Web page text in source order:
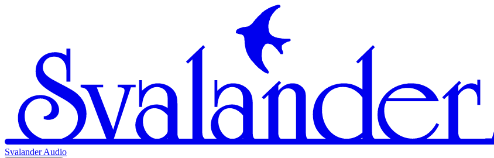
Svalander Audio